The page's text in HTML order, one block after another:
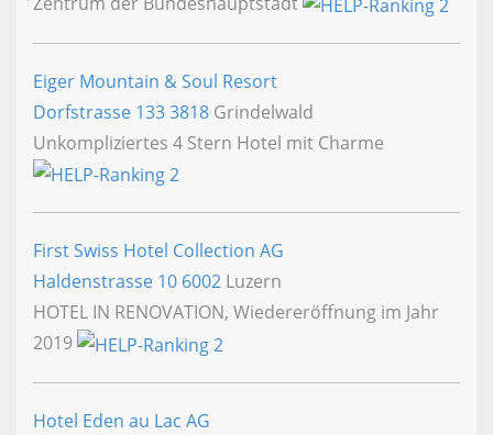
Eiger Mountain & Soul Resort
Dorfstrasse 1333818 Grindelwald
Unkompliziertes 4 Stern Hotel mit Charme
First Swiss Hotel Collection AG
Haldenstrasse 10 6002 Luzern
HOTEL IN RENOVATION, Wiedereröffnung im Jahr
2019
Hotel Eden au Lac AG